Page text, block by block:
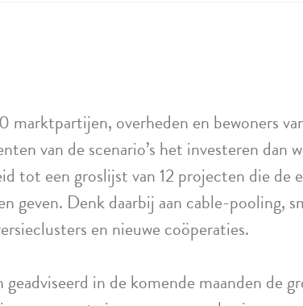
marktpartijen, overheden en bewoners
van de scenario’s het investeren dan
tot een groslijst van 12 projecten die de
geven. Denk daarbij aan cable-pooling,
en nieuwe coöperaties.
in de komende maanden de